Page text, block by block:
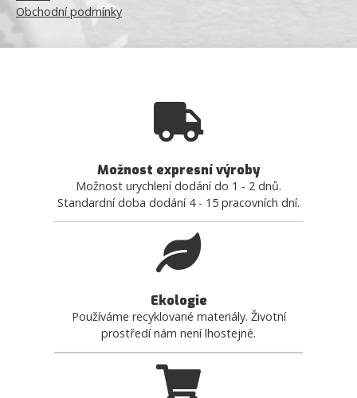
Obchodní podmínky
Možnost expresní výroby
Možnost urychlení dodání do 1 - 2 dnů.
Standardní doba dodání 4 - 15 pracovních dní.
Ekologie
Používáme recyklované materiály. Životní
prostředí nám není lhostejné.